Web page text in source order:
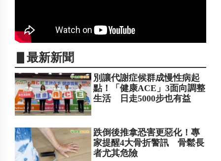
▋最新新聞
別讓代謝症候群成慢性病起
點！「健康ACE」3面向調整
生活 日走5000步也有益
跌倒後推拿恐害更惡化！專
家提醒4大骨折警訊 骨鬆長
者尤其危險